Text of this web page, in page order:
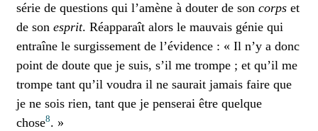
série de questions qui l’amène à douter de son corps et
de son esprit. Réapparaît alors le mauvais génie qui
entraîne le surgissement de l’évidence : « Il n’y a donc
point de doute que je suis, s’il me trompe ; et qu’il me
trompe tant qu’il voudra il ne saurait jamais faire que
je ne sois rien, tant que je penserai être quelque
chose8. »